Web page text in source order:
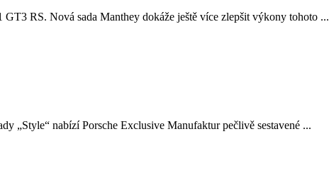
RS. Nová sada Manthey dokáže ještě více zlepšit výkony tohoto ...
„Style“ nabízí Porsche Exclusive Manufaktur pečlivě sestavené ...